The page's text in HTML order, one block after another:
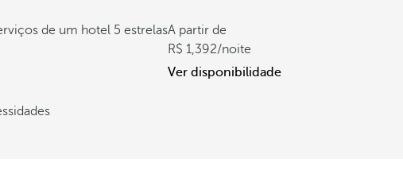
de um hotel 5 estrelasA partir de
1,392/noite
Ver disponibilidade